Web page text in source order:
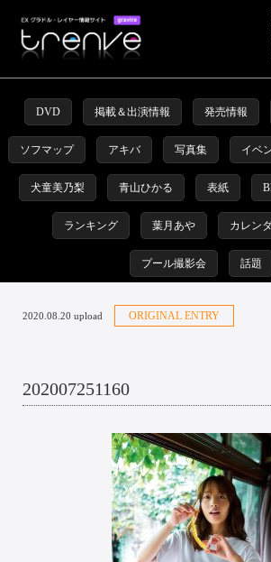
DVD 掲載＆出演情報 発売情報
ソフマップ アキバ 写真集 イベ
犬童美乃梨 青山ひかる 表紙
ランキング 葉月あや カレン
プール撮影会 話題
2020.08.20 upload ORIGINAL ENTRY
202007251160